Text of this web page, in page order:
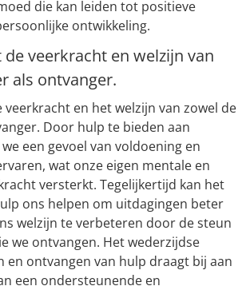
die kan leiden tot positieve
ontwikkeling.
veerkracht en welzijn van
als ontvanger.
en het welzijn van zowel de
Door hulp te bieden aan
een gevoel van voldoening en
wat onze eigen mentale en
versterkt. Tegelijkertijd kan het
ons helpen om uitdagingen beter
welzijn te verbeteren door de steun
we ontvangen. Het wederzijdse
en ontvangen van hulp draagt bij aan
een ondersteunende en